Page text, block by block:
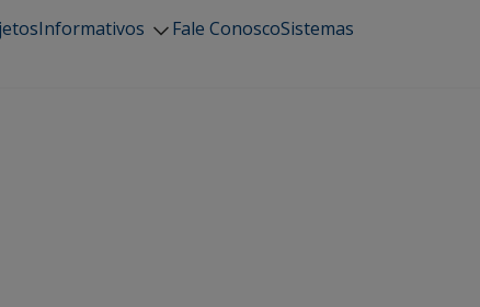
Informativos Fale ConoscoSistemas